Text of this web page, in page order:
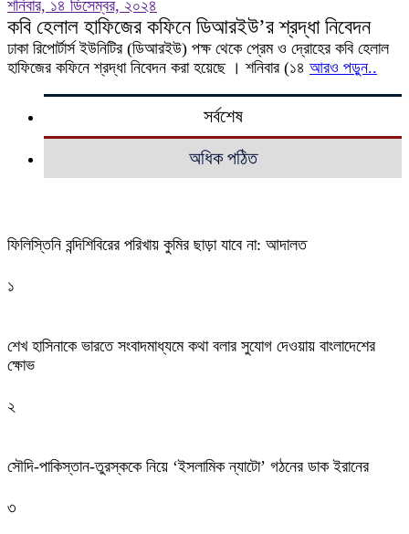
শনিবার, ১৪ ডিসেম্বর, ২০২৪
কবি হেলাল হাফিজের কফিনে ডিআরইউ’র শ্রদ্ধা নিবেদন
ঢাকা রিপোর্টার্স ইউনিটির (ডিআরইউ) পক্ষ থেকে প্রেম ও দ্রোহের কবি হেলাল
হাফিজের কফিনে শ্রদ্ধা নিবেদন করা হয়েছে । শনিবার (১৪ আরও পড়ুন..
সর্বশেষ
অধিক পঠিত
ফিলিস্তিনি বন্দিশিবিরের পরিখায় কুমির ছাড়া যাবে না: আদালত
১
শেখ হাসিনাকে ভারতে সংবাদমাধ্যমে কথা বলার সুযোগ দেওয়ায় বাংলাদেশের
ক্ষোভ
২
সৌদি-পাকিস্তান-তুরস্ককে নিয়ে ‘ইসলামিক ন্যাটো’ গঠনের ডাক ইরানের
৩